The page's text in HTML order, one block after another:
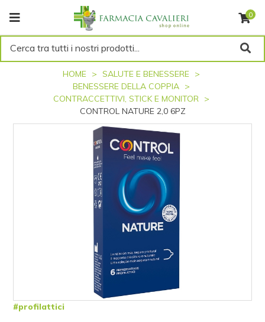
0
Cerca tra tutti i nostri prodotti...
HOME
SALUTE E BENESSERE
BENESSERE DELLA COPPIA
CONTRACCETTIVI, STICK E MONITOR
CONTROL NATURE 2,0 6PZ
#profilattici